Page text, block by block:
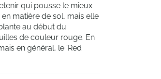
qui pousse le mieux
matière de sol, mais elle
au début du
de couleur rouge. En
en général, le 'Red